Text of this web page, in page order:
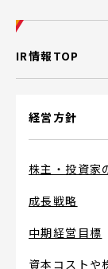
IR情報TOP
経営方針
株主・投資家
成長戦略
中期経営目標
資本コストや